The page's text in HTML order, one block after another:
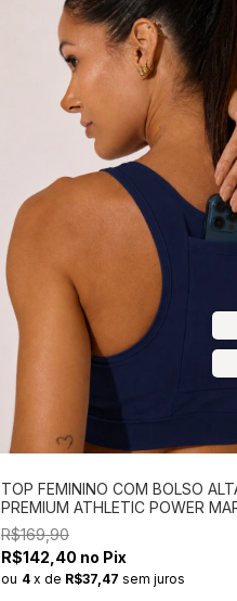
TOP FEMININO COM BOLSO
PREMIUM ATHLETIC POWER
R$169,90
R$142,40 no Pix
ou 4 x de R$37,47 sem juros